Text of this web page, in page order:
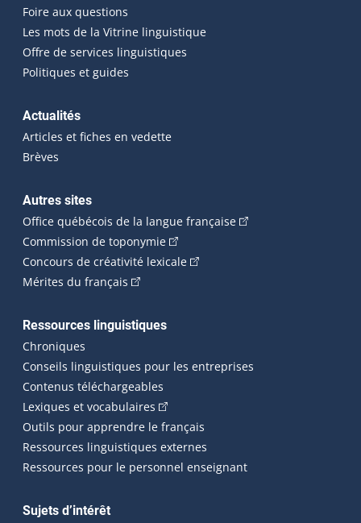
Foire aux questions
Les mots de la Vitrine linguistique
Offre de services linguistiques
Politiques et guides
Actualités
Articles et fiches en vedette
Brèves
Autres sites
Office québécois de la langue française(Cet hyperlien
Commission de toponymie(Cet hyperlien externe s'ouvrira
Concours de créativité lexicale(Cet hyperlien externe
Mérites du français (Cet hyperlien externe s'ouvrira dans une
Ressources linguistiques
Chroniques
Conseils linguistiques pour les entreprises
Contenus téléchargeables
Lexiques et vocabulaires (Cet hyperlien externe s'ouvrira
Outils pour apprendre le français
Ressources linguistiques externes
Ressources pour le personnel enseignant
Sujets d’intérêt